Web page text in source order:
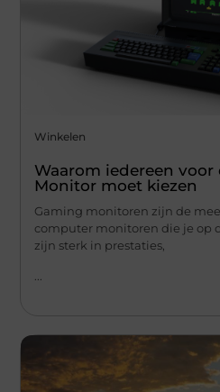
Winkelen
Waarom iedereen voor
Monitor moet kiezen
Gaming monitoren zijn de
computer monitoren die je op
zijn sterk in prestaties,